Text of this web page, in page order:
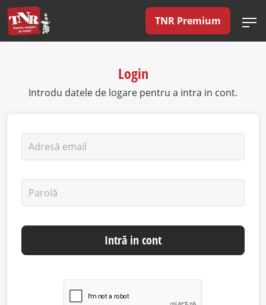
TNR Premium
Login
Introdu datele de logare pentru a intra in cont.
Adresă email
Parolă
Intră in cont